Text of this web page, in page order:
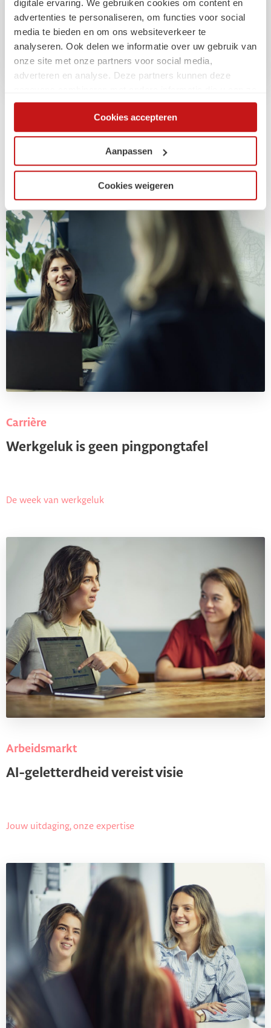
digitale ervaring. We gebruiken cookies om content en
advertenties te personaliseren, om functies voor social
media te bieden en om ons websiteverkeer te
analyseren. Ook delen we informatie over uw gebruik van
onze site met onze partners voor social media,
adverteren en analyse. Deze partners kunnen deze
heeft verstrekt of die ze hebben verzameld op basis van
uw gebruik van hun services. Via de cookieverklaring op
onze website kunt u uw toestemming op elk moment
Cookies accepteren
Aanpassen
Cookies weigeren
Tijd om weer te leren, ontwikkelen en groeien
Gerelateerde
Carrière
Werkgeluk is geen pingpongtafel
De week van werkgeluk
Arbeidsmarkt
AI-geletterdheid vereist visie
Jouw uitdaging, onze expertise